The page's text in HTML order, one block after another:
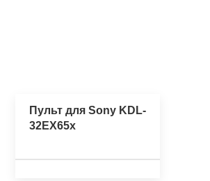
Пульт для Sony KDL-
32EX65x